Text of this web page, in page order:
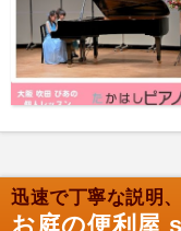
迅速で丁寧な説明
お庭の便利屋